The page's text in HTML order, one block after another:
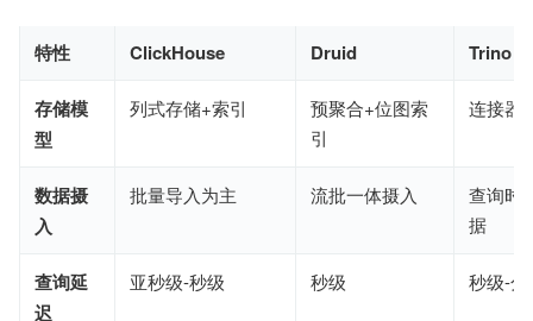
特性 ClickHouse Druid Trino
存储模
型
列式存储+索引
预聚合+位图索
引
连接器
数据摄
入
批量导入为主 流批一体摄入
查询时
据
查询延
迟
亚秒级-秒级 秒级 秒级-分